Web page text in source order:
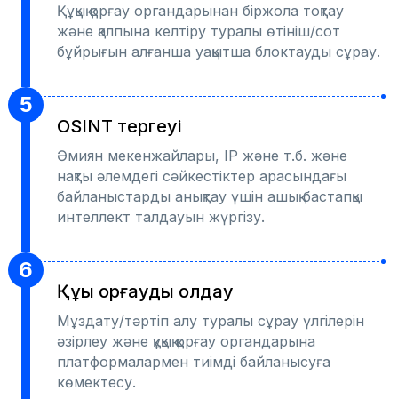
Құқық қорғау органдарынан біржола тоқтау
және қалпына келтіру туралы өтініш/сот
бұйрығын алғанша уақытша блоктауды сұрау.
5
OSINT тергеуі
Әмиян мекенжайлары, IP және т.б. және
нақты әлемдегі сәйкестіктер арасындағы
байланыстарды анықтау үшін ашық бастапқы
интеллект талдауын жүргізу.
6
Құқық қорғауды қолдау
Мұздату/тәртіп алу туралы сұрау үлгілерін
әзірлеу және құқық қорғау органдарына
платформалармен тиімді байланысуға
көмектесу.